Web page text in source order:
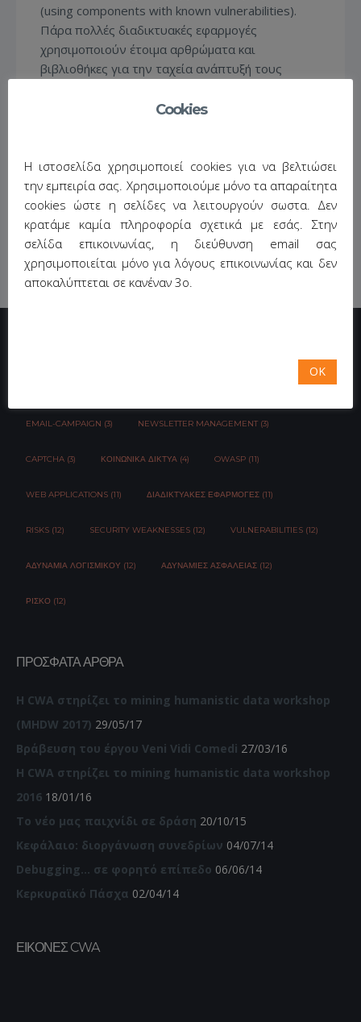
(using components with known vulnerabilities).
Πάρα πολλές διαδικτυακές εφαρμογές
χρησιμοποιούν έτοιμα αρθρώματα και
βιβλιοθήκες για την ταχεία ανάπτυξή τους
βιβλιοθηκών για την εμφώλευση έτοιμων
Share This:
EMAIL-CAMPAIGN (3) NEWSLETTER MANAGEMENT (3)
CAPTCHA (3) ΚΟΙΝΩΝΙΚΆ ΔΊΚΤΥΑ (4) OWASP (11)
WEB APPLICATIONS (11) ΔΙΑΔΙΚΤΥΑΚΈΣ ΕΦΑΡΜΟΓΈΣ (11)
RISKS (12) SECURITY WEAKNESSES (12) VULNERABILITIES (12)
ΑΔΥΝΑΜΊΑ ΛΟΓΙΣΜΙΚΟΎ (12) ΑΔΥΝΑΜΊΕΣ ΑΣΦΆΛΕΙΑΣ (12)
ΡΊΣΚΟ (12)
ΠΡΌΣΦΑΤΑ ΆΡΘΡΑ
Η CWA στηρίζει το mining humanistic data workshop
(MHDW 2017) 29/05/17
Βράβευση του έργου Veni Vidi Comedi 27/03/16
Η CWA στηρίζει το mining humanistic data workshop
2016 18/01/16
Το νέο μας παιχνίδι σε δράση 20/10/15
Κεφάλαιο: διοργάνωση συνεδρίων 04/07/14
Debugging… σε φορητό επίπεδο 06/06/14
Κερκυραϊκό Πάσχα 02/04/14
ΕΙΚΌΝΕΣ CWA
Cookies
Η ιστοσελίδα χρησιμοποιεί cookies για να βελτιώσει
την εμπειρία σας. Χρησιμοποιούμε μόνο τα απαραίτητα
cookies ώστε η σελίδες να λειτουργούν σωστα. Δεν
κρατάμε καμία πληροφορία σχετικά με εσάς. Στην
σελίδα επικοινωνίας, η διεύθυνση email σας
χρησιμοποιείται μόνο για λόγους επικοινωνίας και δεν
αποκαλύπτεται σε κανέναν 3ο.
OK